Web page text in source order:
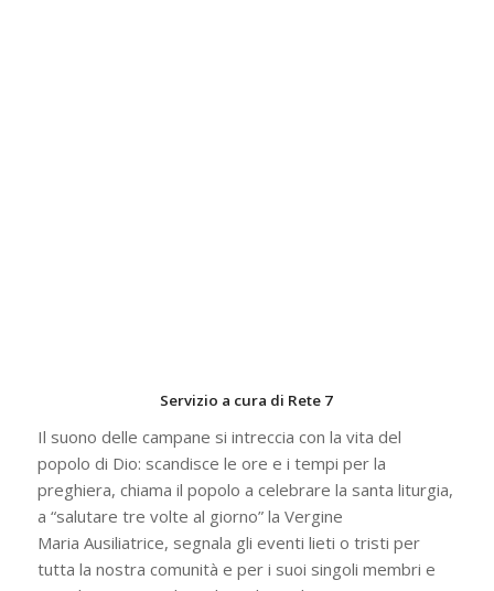
Servizio a cura di Rete 7
Il suono delle campane si intreccia con la vita del
popolo di Dio: scandisce le ore e i tempi per la
preghiera, chiama il popolo a celebrare la santa liturgia,
a “salutare tre volte al giorno” la Vergine
Maria Ausiliatrice, segnala gli eventi lieti o tristi per
tutta la nostra comunità e per i suoi singoli membri e